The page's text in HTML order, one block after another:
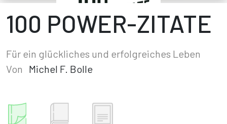
100 POWER-ZITATE
Für ein glückliches und erfolgreiches Leben
Von
Michel F. Bolle